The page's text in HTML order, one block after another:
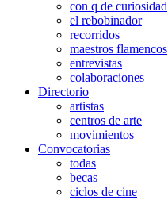
con q de curiosidad
el rebobinador
recorridos
maestros flamencos
entrevistas
colaboraciones
Directorio
artistas
centros de arte
movimientos
Convocatorias
todas
becas
ciclos de cine